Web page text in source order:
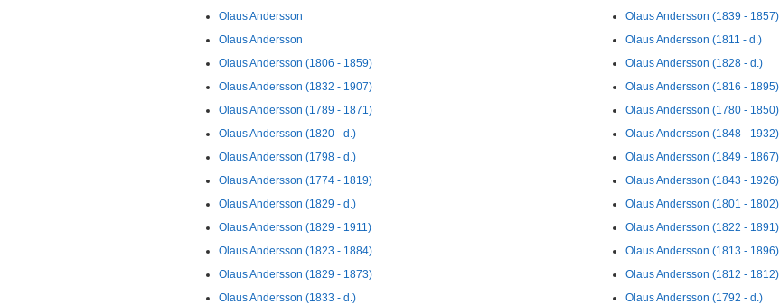
Olaus Andersson
Olaus Andersson
Olaus Andersson (1806 - 1859)
Olaus Andersson (1832 - 1907)
Olaus Andersson (1789 - 1871)
Olaus Andersson (1820 - d.)
Olaus Andersson (1798 - d.)
Olaus Andersson (1774 - 1819)
Olaus Andersson (1829 - d.)
Olaus Andersson (1829 - 1911)
Olaus Andersson (1823 - 1884)
Olaus Andersson (1829 - 1873)
Olaus Andersson (1833 - d.)
Olaus Andersson (1839 - 1857)
Olaus Andersson (1811 - d.)
Olaus Andersson (1828 - d.)
Olaus Andersson (1816 - 1895)
Olaus Andersson (1780 - 1850)
Olaus Andersson (1848 - 1932)
Olaus Andersson (1849 - 1867)
Olaus Andersson (1843 - 1926)
Olaus Andersson (1801 - 1802)
Olaus Andersson (1822 - 1891)
Olaus Andersson (1813 - 1896)
Olaus Andersson (1812 - 1812)
Olaus Andersson (1792 - d.)